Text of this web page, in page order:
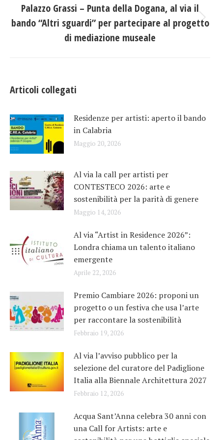
Prossimo
post:
Palazzo Grassi – Punta della Dogana, al via il
bando “Altri sguardi” per partecipare al progetto
di mediazione museale
Articoli collegati
Residenze per artisti: aperto il bando
in Calabria
Maggio 20, 2026
Al via la call per artisti per
CONTESTECO 2026: arte e
sostenibilità per la parità di genere
Maggio 14, 2026
Al via “Artist in Residence 2026”:
Londra chiama un talento italiano
emergente
Aprile 22, 2026
Premio Cambiare 2026: proponi un
progetto o un festiva che usa l’arte
per raccontare la sostenibilità
Febbraio 19, 2026
Al via l’avviso pubblico per la
selezione del curatore del Padiglione
Italia alla Biennale Architettura 2027
Febbraio 12, 2026
Acqua Sant’Anna celebra 30 anni con
una Call for Artists: arte e